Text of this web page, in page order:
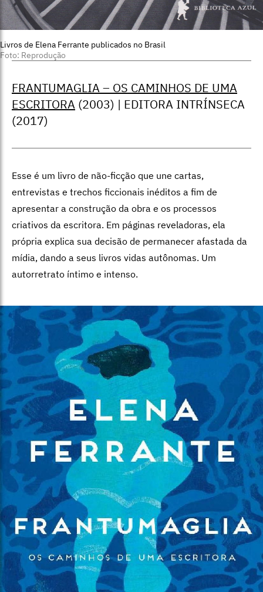
Livros de Elena Ferrante publicados no Brasil
Foto: Reprodução
FRANTUMAGLIA – OS CAMINHOS DE UMA
ESCRITORA (2003) | EDITORA INTRÍNSECA
(2017)
Esse é um livro de não-ficção que une cartas,
entrevistas e trechos ficcionais inéditos a fim de
apresentar a construção da obra e os processos
criativos da escritora. Em páginas reveladoras, ela
própria explica sua decisão de permanecer afastada da
mídia, dando a seus livros vidas autônomas. Um
autorretrato íntimo e intenso.